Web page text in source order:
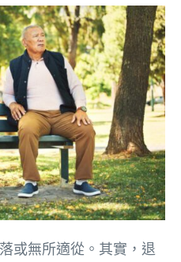
或無所適從。其實，退